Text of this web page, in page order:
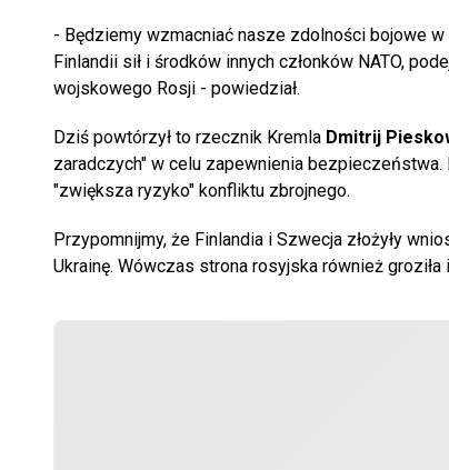
- Będziemy wzmacniać nasze zdolności bojowe
Finlandii sił i środków innych członków NATO,
wojskowego Rosji - powiedział.
Dziś powtórzył to rzecznik Kremla Dmitrij
zaradczych" w celu zapewnienia
"zwiększa ryzyko" konfliktu zbrojnego.
Przypomnijmy, że Finlandia i Szwecja złożyły
Ukrainę. Wówczas strona rosyjska również